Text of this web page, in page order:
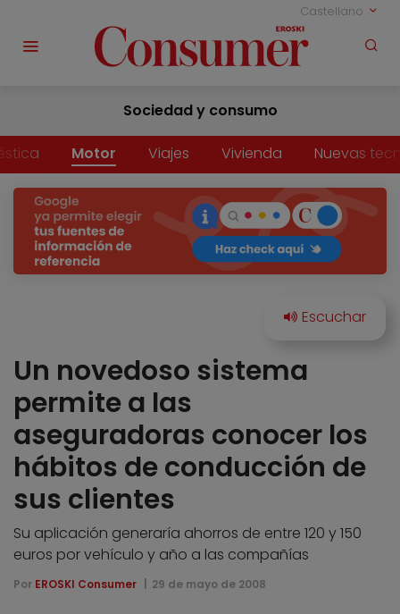
Castellano
Sociedad y consumo
Motor Viajes Vivienda Nuevas
Un novedoso sistema
permite a las
aseguradoras conocer los
hábitos de conducción de
sus clientes
Su aplicación generaría ahorros de entre 120 y 150
euros por vehículo y año a las compañías
Por EROSKI Consumer 29 de mayo de 2008